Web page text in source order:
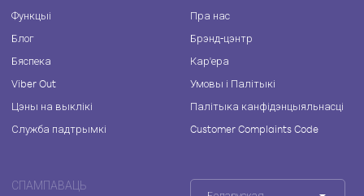
Функцыі
Блог
Бяспека
Viber Out
Цэны на выклікі
Служба падтрымкі
Пра нас
Брэнд-цэнтр
Кар'ера
Умовы і Палітыкі
Палітыка канфідэнцыяльнасці
Customer Complaints Code
СПАМПАВАЦЬ